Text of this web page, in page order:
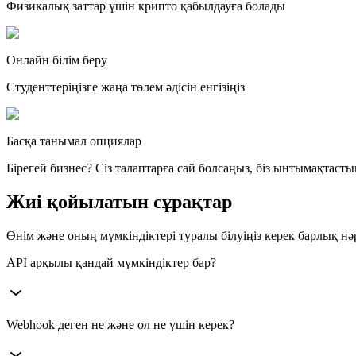
Физикалық заттар үшін крипто қабылдауға болады
Онлайн білім беру
Студенттеріңізге жаңа төлем әдісін енгізіңіз
Басқа танымал опциялар
Бірегей бизнес? Сіз талаптарға сай болсаңыз, біз
Жиі қойылатын сұрақтар
Өнім және оның мүмкіндіктері туралы білуіңіз керек барлық
API арқылы қандай мүмкіндіктер бар?
Әзірлеушілер төлем шоттарын құра алады, транзакциялар
Webhook деген не және ол не үшін керек?